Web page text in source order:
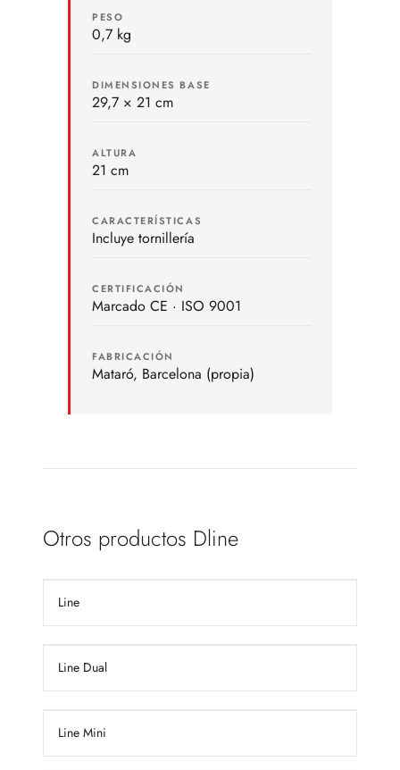
PESO
0,7 kg
DIMENSIONES BASE
29,7 × 21 cm
ALTURA
21 cm
CARACTERÍSTICAS
Incluye tornillería
CERTIFICACIÓN
Marcado CE · ISO 9001
FABRICACIÓN
Mataró, Barcelona (propia)
Otros productos Dline
Line
Line Dual
Line Mini